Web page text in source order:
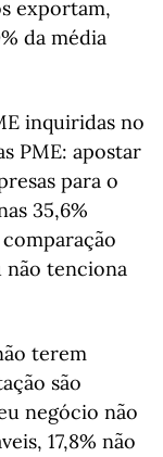
exportam,
da média
inquiridas no
PME: apostar
para o
35,6%
não tenciona
terem
são
negócio não
17,8% não